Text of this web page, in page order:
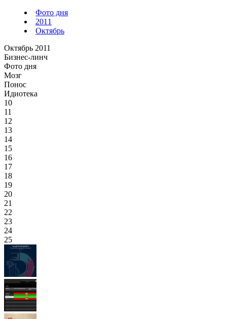
Фото дня
2011
Октябрь
Октябрь 2011
Бизнес-линч
Фото дня
Мозг
Понос
Идиотека
10
11
12
13
14
15
16
17
18
19
20
21
22
23
24
25